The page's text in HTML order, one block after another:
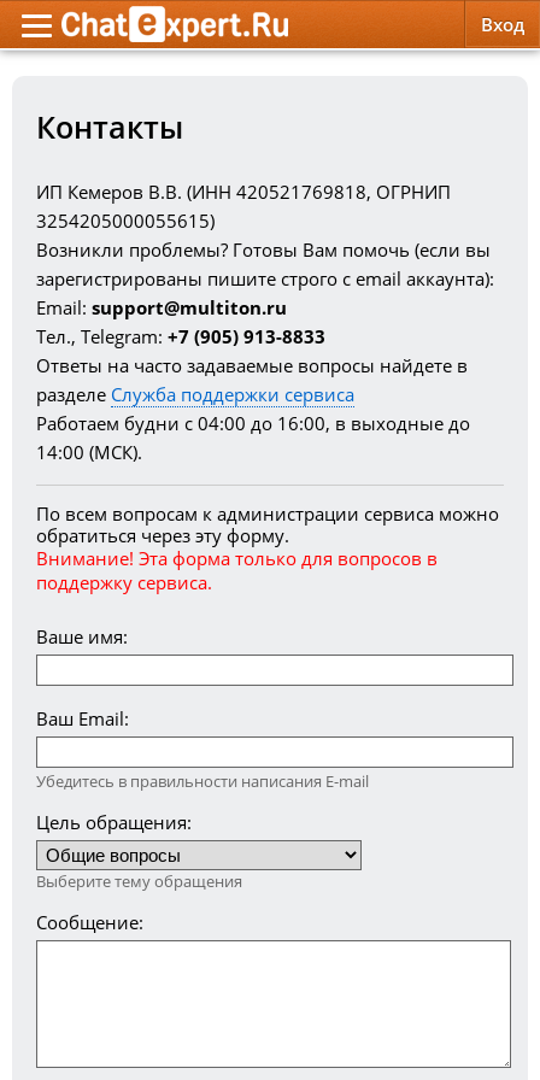
Вход
Контакты
ИП Кемеров В.В. (ИНН 420521769818, ОГРНИП
3254205000055615)
Возникли проблемы? Готовы Вам помочь (если вы
зарегистрированы пишите строго с email аккаунта):
Email: support@multiton.ru
Тел., Telegram: +7 (905) 913-8833
Ответы на часто задаваемые вопросы найдете в
разделе Служба поддержки сервиса
Работаем будни с 04:00 до 16:00, в выходные до
14:00 (МСК).
По всем вопросам к администрации сервиса можно
обратиться через эту форму.
Внимание! Эта форма только для вопросов в
поддержку сервиса.
Ваше имя:
Ваш Email:
Убедитесь в правильности написания E-mail
Цель обращения:
Выберите тему обращения
Сообщение:
Красота, Здоровье
Красота, Здоровье
Правила сервиса